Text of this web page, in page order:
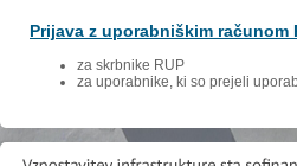
Prijava z uporabniškim računom
za skrbnike RUP
za uporabnike, ki so prejeli